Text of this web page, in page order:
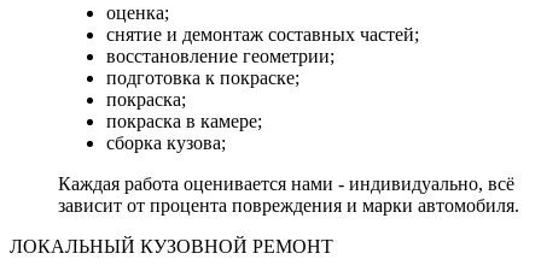
оценка;
снятие и демонтаж составных частей;
восстановление геометрии;
подготовка к покраске;
покраска;
покраска в камере;
сборка кузова;
Каждая работа оценивается нами - индивидуально, всё
зависит от процента повреждения и марки автомобиля.
ЛОКАЛЬНЫЙ КУЗОВНОЙ РЕМОНТ